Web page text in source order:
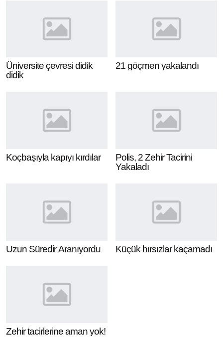
Üniversite çevresi didik
didik
21 göçmen yakalandı
Koçbaşıyla kapıyı kırdılar
Polis, 2 Zehir Tacirini
Yakaladı
Uzun Süredir Aranıyordu Küçük hırsızlar kaçamadı
Zehir tacirlerine aman yok!